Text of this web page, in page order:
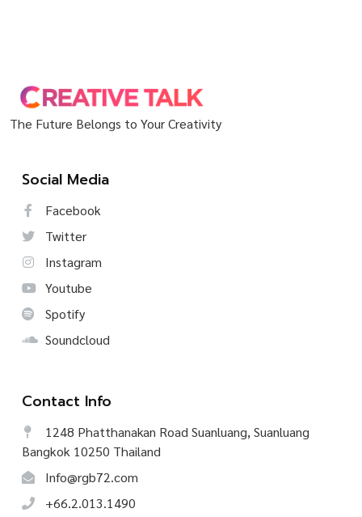
The Future Belongs to Your Creativity
Social Media
Facebook
Twitter
Instagram
Youtube
Spotify
Soundcloud
Contact Info
1248 Phatthanakan Road Suanluang, Suanluang
Bangkok 10250 Thailand
Info@rgb72.com
+66.2.013.1490